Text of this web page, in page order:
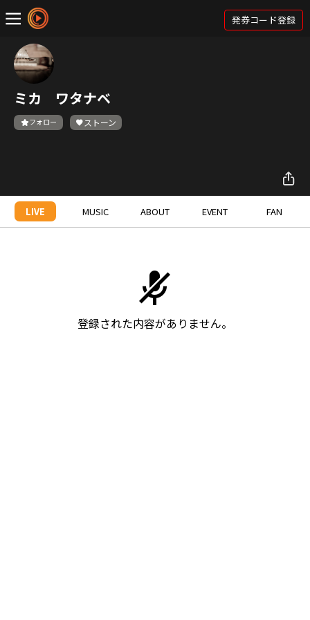
発券コード登録
ミカ ワタナベ
フォロー ストーン
LIVE MUSIC ABOUT EVENT FAN
登録された内容がありません。